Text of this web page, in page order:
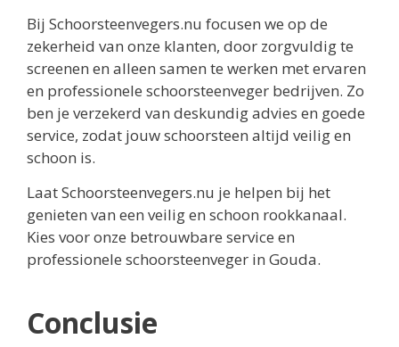
Bij Schoorsteenvegers.nu focusen we op de
zekerheid van onze klanten, door zorgvuldig te
screenen en alleen samen te werken met ervaren
en professionele schoorsteenveger bedrijven. Zo
ben je verzekerd van deskundig advies en goede
service, zodat jouw schoorsteen altijd veilig en
schoon is.
Laat Schoorsteenvegers.nu je helpen bij het
genieten van een veilig en schoon rookkanaal.
Kies voor onze betrouwbare service en
professionele schoorsteenveger in Gouda.
Conclusie